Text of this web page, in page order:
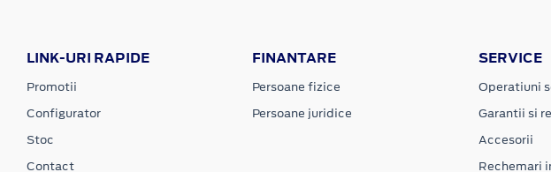
LINK-URI RAPIDE
Promotii
Configurator
Stoc
Contact
FINANTARE
Persoane fizice
Persoane juridice
SERVICE
Operatiuni
Garantii si
Accesorii
Rechemari